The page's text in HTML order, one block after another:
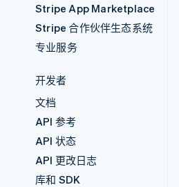
Stripe App Marketplace
Stripe 合作伙伴生态系统
专业服务
开发者
文档
API 参考
API 状态
API 更改日志
库和 SDK